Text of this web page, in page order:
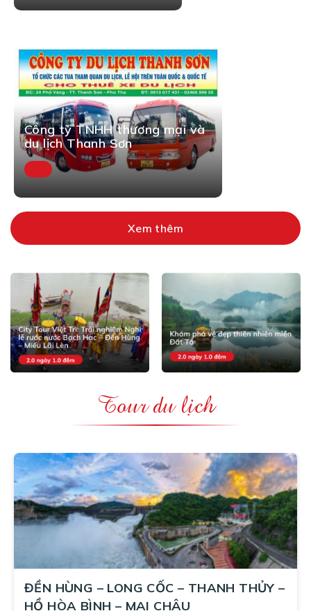
Công ty TNHH thương mại và
du lịch Thanh Sơn
Xem thêm
Tour du lịch
ĐỀN HÙNG – LONG CỐC – THANH THỦY –
HỒ HÒA BÌNH – MAI CHÂU